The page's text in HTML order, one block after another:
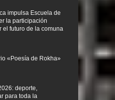
impulsa Escuela de
la participación
el futuro de la comuna
«Poesía de Rokha»
deporte,
para toda la